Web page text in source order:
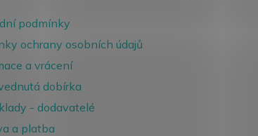
podmínky
ochrany osobních údajů
a vrácení
dobírka
- dodavatelé
a platba